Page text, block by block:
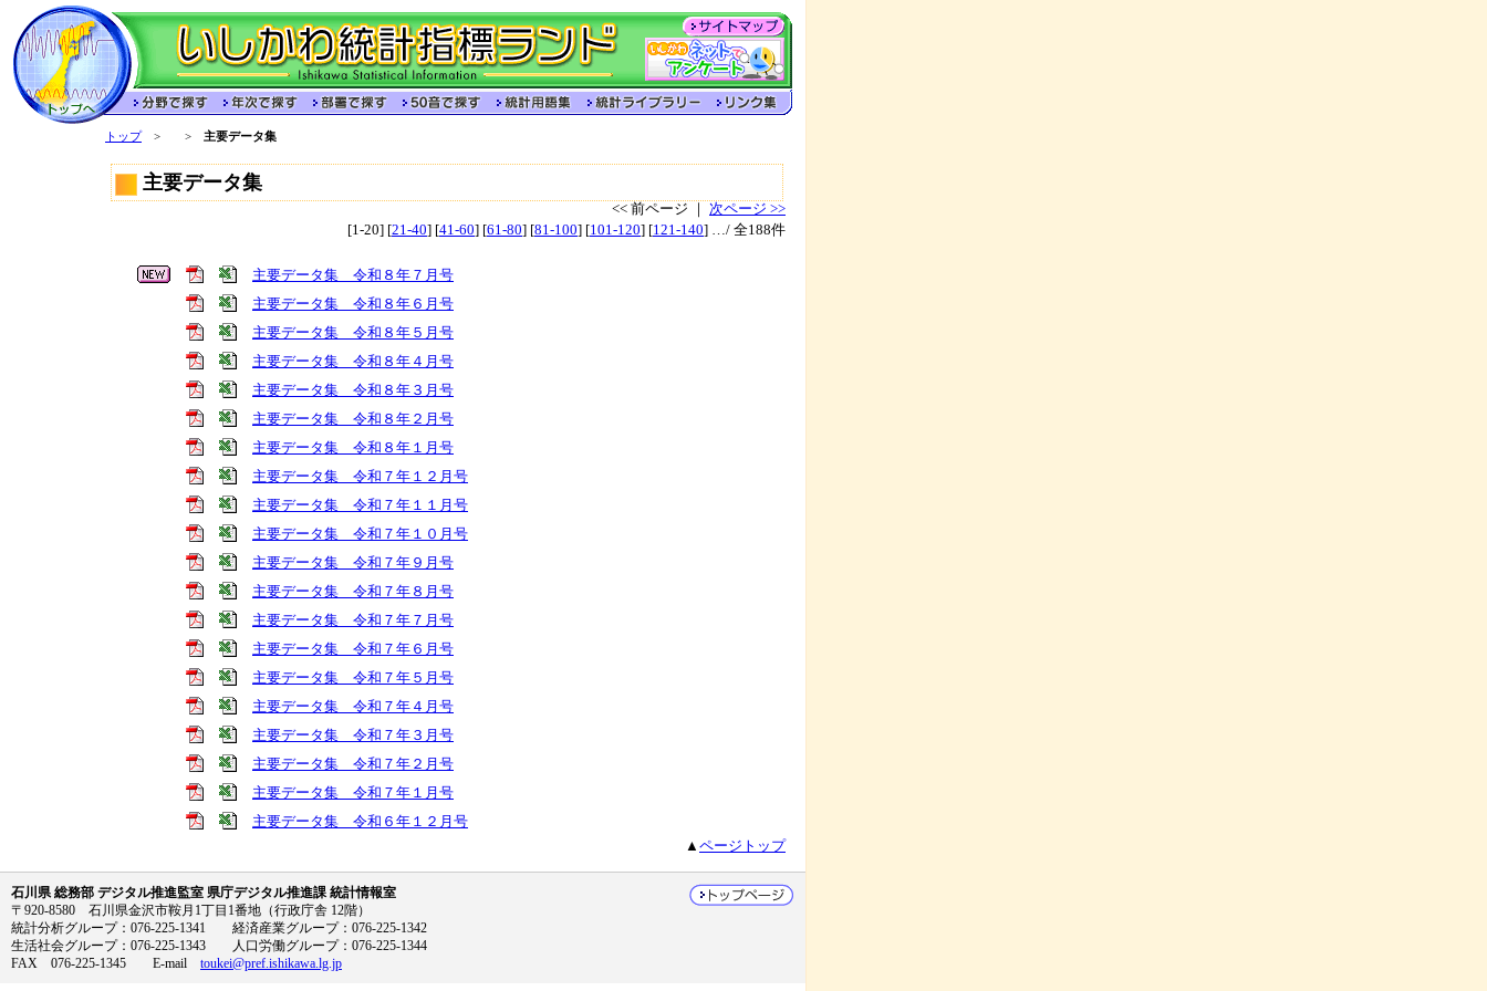
トップ> > 主要データ集
主要データ集
<< 前ページ ｜ 次ページ >>
[1-20] [21-40] [41-60] [61-80] [81-100] [101-120] [121-140] …/ 全188件
主要データ集 令和８年７月号
主要データ集 令和８年６月号
主要データ集 令和８年５月号
主要データ集 令和８年４月号
主要データ集 令和８年３月号
主要データ集 令和８年２月号
主要データ集 令和８年１月号
主要データ集 令和７年１２月号
主要データ集 令和７年１１月号
主要データ集 令和７年１０月号
主要データ集 令和７年９月号
主要データ集 令和７年８月号
主要データ集 令和７年７月号
主要データ集 令和７年６月号
主要データ集 令和７年５月号
主要データ集 令和７年４月号
主要データ集 令和７年３月号
主要データ集 令和７年２月号
主要データ集 令和７年１月号
主要データ集 令和６年１２月号
▲ ページトップ
石川県 総務部 デジタル推進監室 県庁デジタル推進課 統計情報室
〒920-8580 石川県金沢市鞍月1丁目1番地（行政庁舎 12階）
統計分析グループ：076-225-1341 経済産業グループ：076-225-1342
生活社会グループ：076-225-1343 人口労働グループ：076-225-1344
FAX 076-225-1345 E-mail toukei@pref.ishikawa.lg.jp